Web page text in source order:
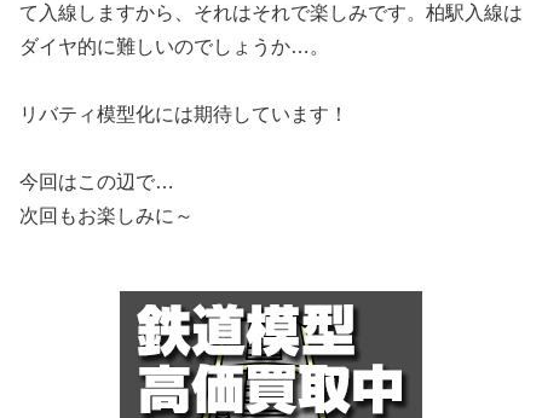
て入線しますから、それはそれで楽しみです。柏駅入線は
ダイヤ的に難しいのでしょうか…。
リバティ模型化には期待しています！
今回はこの辺で…
次回もお楽しみに～